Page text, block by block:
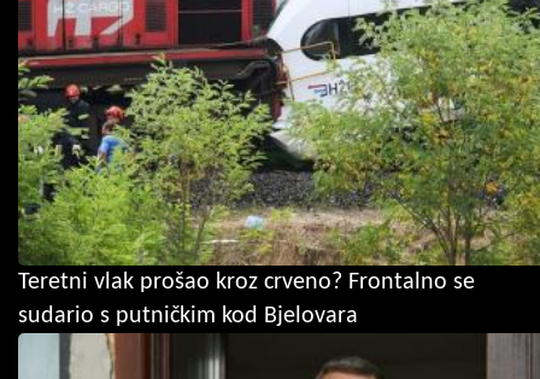
Teretni vlak prošao kroz crveno? Frontalno se
sudario s putničkim kod Bjelovara